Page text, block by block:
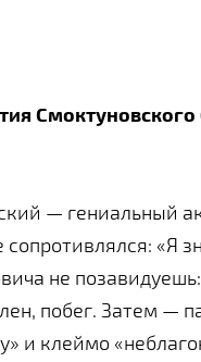
Смоктуновского
— гениальный
сопротивлялся: «Я
не позавидуешь:
побег. Затем —
и клеймо